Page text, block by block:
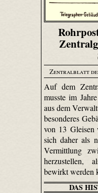
Zentralblatt
Auf dem
musste im
aus dem
besonderes
von 13 Gleisen
sich daher als
Vermittlung
herzustellen,
bewirkt werden
DAS